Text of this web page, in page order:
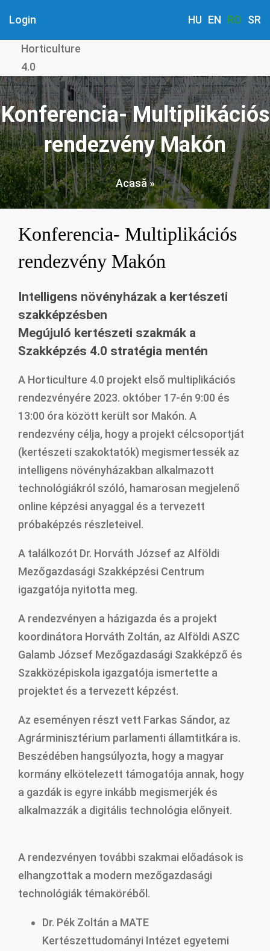
conţinutul
principal
Login HU EN RO SR
Horticulture
4.0
Konferencia- Multiplikációs
rendezvény Makón
Breadcrumb
Acasă
Konferencia- Multiplikációs
rendezvény Makón
Intelligens növényházak a kertészeti
szakképzésben
Megújuló kertészeti szakmák a
Szakképzés 4.0 stratégia mentén
A Horticulture 4.0 projekt első multiplikációs
rendezvényére 2023. október 17-én 9:00 és
13:00 óra között került sor Makón. A
rendezvény célja, hogy a projekt célcsoportját
(kertészeti szakoktatók) megismertessék az
intelligens növényházakban alkalmazott
technológiákról szóló, hamarosan megjelenő
online képzési anyaggal és a tervezett
próbaképzés részleteivel.
A találkozót Dr. Horváth József az Alföldi
Mezőgazdasági Szakképzési Centrum
igazgatója nyitotta meg.
A rendezvényen a házigazda és a projekt
koordinátora Horváth Zoltán, az Alföldi ASZC
Galamb József Mezőgazdasági Szakképző és
Szakközépiskola igazgatója ismertette a
projektet és a tervezett képzést.
Az eseményen részt vett Farkas Sándor, az
Agrárminisztérium parlamenti államtitkára is.
Beszédében hangsúlyozta, hogy a magyar
kormány elkötelezett támogatója annak, hogy
a gazdák is egyre inkább megismerjék és
alkalmazzák a digitális technológia előnyeit.
A rendezvényen további szakmai előadások is
elhangzottak a modern mezőgazdasági
technológiák témaköréből.
Dr. Pék Zoltán a MATE
Kertészettudományi Intézet egyetemi